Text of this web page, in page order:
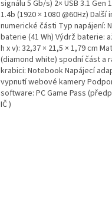
signálu 5 Gb/s) 2× USB 3.1
1.4b (1920 × 1080 @60Hz)
numerické části Typ napájení:
baterie (41 Wh) Výdrž baterie:
h x v): 32,37 × 21,5 × 1,79 cm
(diamond white) spodní část a
krabici: Notebook Napájecí
vypnutí webové kamery
software: PC Game Pass
IČ )